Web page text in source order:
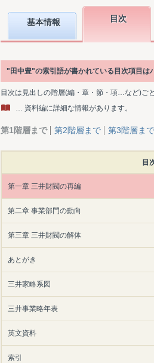
基本情報 目次
"田中豊"の索引語が書かれている目次項目は
目次は見出しの階層(編・章・節・項…など)ご
… 資料編に詳細な情報があります。
第1階層まで 第2階層まで 第3階層まで
目
第一章 三井財閥の再編
第二章 事業部門の動向
第三章 三井財閥の解体
あとがき
三井家略系図
三井事業略年表
英文資料
索引